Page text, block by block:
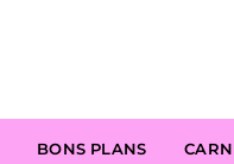
BONS PLANS